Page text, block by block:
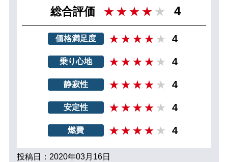
総合評価 4
価格満足度 4
乗り心地 4
静寂性 4
安定性 4
燃費 4
投稿日：2020年03月16日